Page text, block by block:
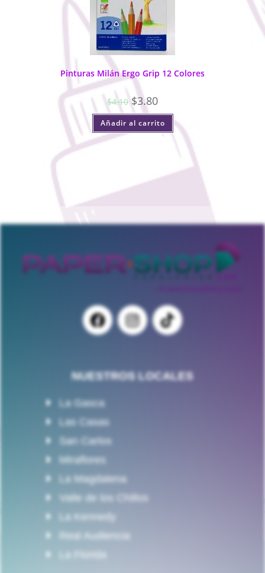
Pinturas Milán Ergo Grip 12 Colores
$4.10 $3.80
Añadir al carrito
NUESTROS LOCALES
La Gasca
Las Casas
San Carlos
Miraflores
La Magdalena
Valle de los Chillos
La Kennedy
Real Audiencia
La Florida